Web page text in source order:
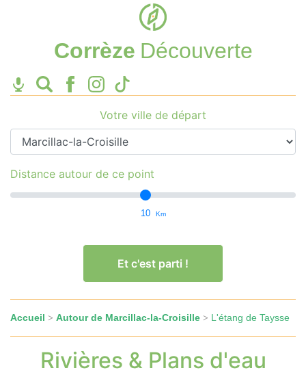
Corrèze Découverte
Votre ville de départ
Distance autour de ce point
10 Km
Et c'est parti !
Accueil > Autour de Marcillac-la-Croisille > L'étang de Taysse
Rivières & Plans d'eau